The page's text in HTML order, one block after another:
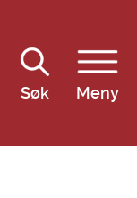
Søk Meny